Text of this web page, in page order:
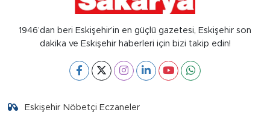
1946’dan beri Eskişehir’in en güçlü gazetesi, Eskişehir son
dakika ve Eskişehir haberleri için bizi takip edin!
Eskişehir Nöbetçi Eczaneler